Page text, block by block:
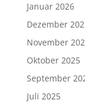
Januar 2026
Dezember
November
Oktober 2025
September
Juli 2025